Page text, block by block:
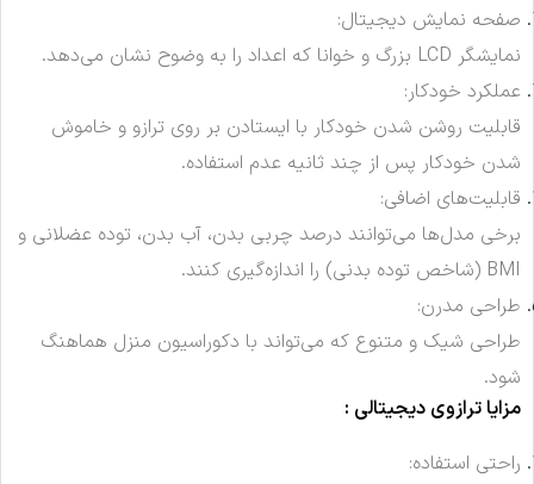
صفحه نمایش دیجیتال:
نمایشگر LCD بزرگ و خوانا که اعداد را به وضوح نشان می‌دهد.
عملکرد خودکار:
قابلیت روشن شدن خودکار با ایستادن بر روی ترازو و خاموش
شدن خودکار پس از چند ثانیه عدم استفاده.
قابلیت‌های اضافی:
برخی مدل‌ها می‌توانند درصد چربی بدن، آب بدن، توده عضلانی و
BMI (شاخص توده بدنی) را اندازه‌گیری کنند.
طراحی مدرن:
طراحی شیک و متنوع که می‌تواند با دکوراسیون منزل هماهنگ
شود.
مزایا ترازوی دیجیتالی :
راحتی استفاده: